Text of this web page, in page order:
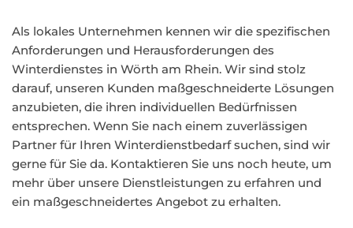
Als lokales Unternehmen kennen wir die spezifischen
Anforderungen und Herausforderungen des
Winterdienstes in Wörth am Rhein. Wir sind stolz
darauf, unseren Kunden maßgeschneiderte Lösungen
anzubieten, die ihren individuellen Bedürfnissen
entsprechen. Wenn Sie nach einem zuverlässigen
Partner für Ihren Winterdienstbedarf suchen, sind wir
gerne für Sie da. Kontaktieren Sie uns noch heute, um
mehr über unsere Dienstleistungen zu erfahren und
ein maßgeschneidertes Angebot zu erhalten.